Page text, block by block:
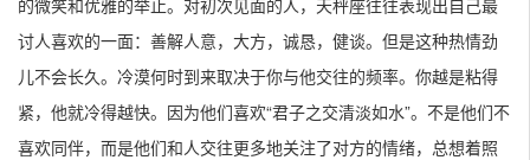
的微笑和优雅的举止。对初次见面的人，天秤座往往表现出自己最
讨人喜欢的一面：善解人意，大方，诚恳，健谈。但是这种热情劲
儿不会长久。冷漠何时到来取决于你与他交往的频率。你越是粘得
紧，他就冷得越快。因为他们喜欢“君子之交清淡如水”。不是他们不
喜欢同伴，而是他们和人交往更多地关注了对方的情绪，总想着照